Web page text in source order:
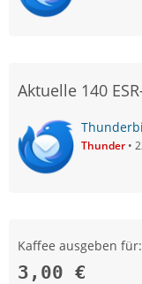
Aktuelle 140
Thunder
Kaffee ausgeben für:
3,00 €